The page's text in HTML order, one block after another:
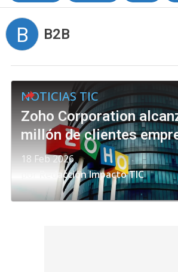
B B2B
NOTICIAS TIC
Zoho Corporation
millón de clientes
18 Feb 2026
Redacción Impacto TIC